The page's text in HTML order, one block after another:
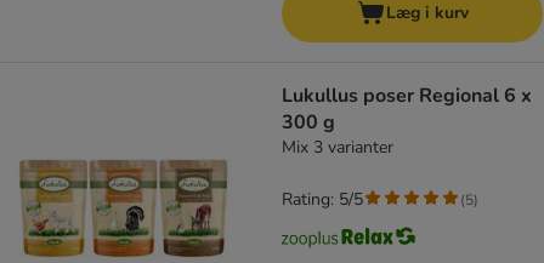
Læg i kurv
Lukullus poser Regional 6 x
300 g
Mix 3 varianter
Rating: 5/5 (5)